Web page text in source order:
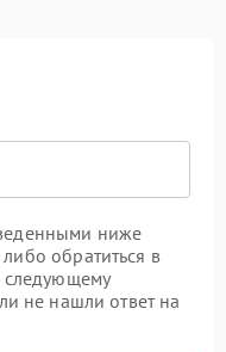
ниже
обратиться в
следующему
не нашли ответ на